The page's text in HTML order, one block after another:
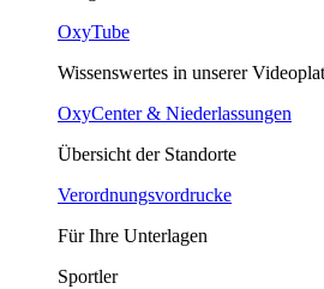
OxyTube
Wissenswertes in unserer
OxyCenter & Niederlassungen
Übersicht der Standorte
Verordnungsvordrucke
Für Ihre Unterlagen
Sportler